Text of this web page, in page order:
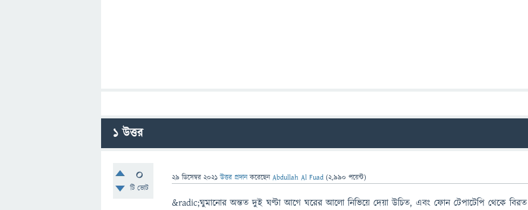
1উত্তর
0
টি ভোট
29 ডিসেম্বর 2021 উত্তর প্রদান করেছেনAbdullah Al Fuad (2,990 পয়েন্ট)
&radic;ঘুমানোর অন্তত দুই ঘণ্টা আগে ঘরের আলো নিভিয়ে দেয়া উচিত, এবং ফোন টেপাটেপি থেকে বিরত